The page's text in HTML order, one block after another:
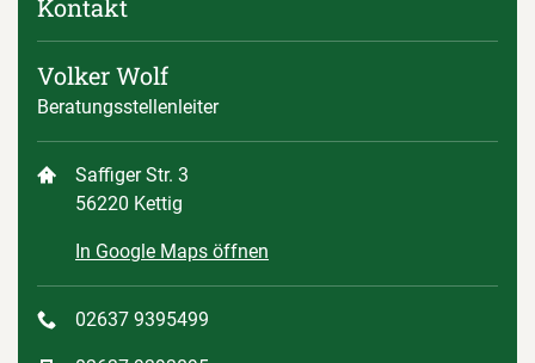
Kontakt
Volker Wolf
Beratungsstellenleiter
Saffiger Str. 3
56220 Kettig
In Google Maps öffnen
02637 9395499